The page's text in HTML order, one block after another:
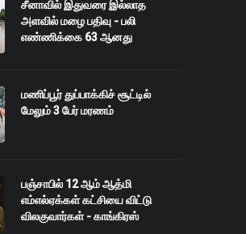
சீனாவில் இதுவரை இல்லாத
அளவில் மழை பதிவு - பலி
எண்ணிக்கை 63 ஆனது
மணிப்பூர் துப்பாக்கிச் சூட்டில்
மேலும் 3 பேர் மரணம்
பஞ்சாபில் 12 ஆம் ஆத்மி
எம்எல்ஏக்கள் கட்சியை விட்டு
விலகுவார்கள் - காங்கிரஸ்